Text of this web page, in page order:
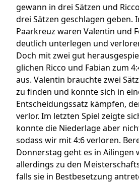
gewann in drei Sätzen und
drei Sätzen geschlagen geben.
Paarkreuz waren Valentin und
deutlich unterlegen und
Doch mit zwei gut
glichen Ricco und Fabian zum
aus. Valentin brauchte zwei
zu finden und konnte sich in
Entscheidungssatz kämpfen,
verlor. Im letzten Spiel zeigte
konnte die Niederlage aber
sodass wir mit 4:6 verloren.
Donnerstag geht es in Ailingen
allerdings zu den
falls sie in Bestbesetzung